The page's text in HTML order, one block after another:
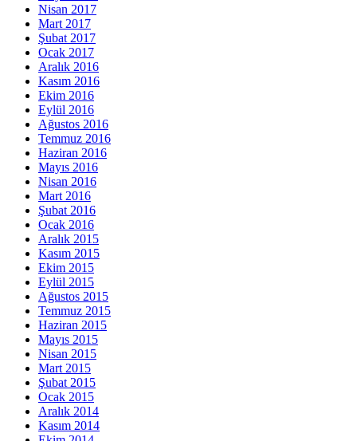
Nisan 2017
Mart 2017
Şubat 2017
Ocak 2017
Aralık 2016
Kasım 2016
Ekim 2016
Eylül 2016
Ağustos 2016
Temmuz 2016
Haziran 2016
Mayıs 2016
Nisan 2016
Mart 2016
Şubat 2016
Ocak 2016
Aralık 2015
Kasım 2015
Ekim 2015
Eylül 2015
Ağustos 2015
Temmuz 2015
Haziran 2015
Mayıs 2015
Nisan 2015
Mart 2015
Şubat 2015
Ocak 2015
Aralık 2014
Kasım 2014